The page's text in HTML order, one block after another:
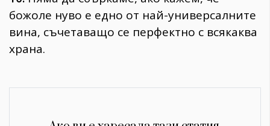
божоле нуво е едно от най-универсалните
вина, съчетаващо се перфектно с всякаква
храна.